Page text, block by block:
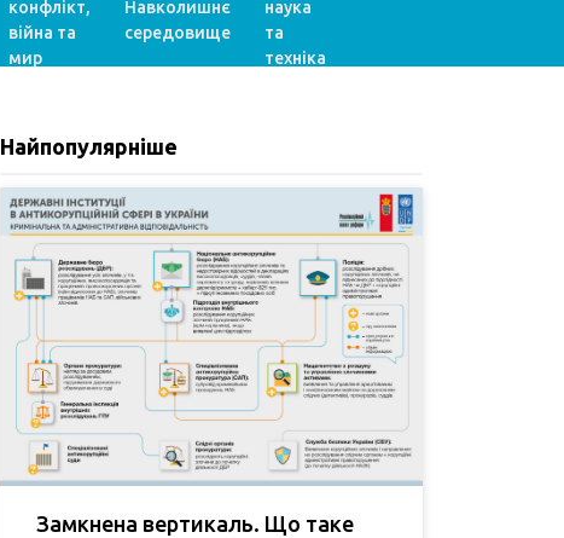
конфлікт,
війна та
мир
Навколишнє
середовище
наука
та
техніка
Найпопулярніше
Замкнена вертикаль. Що таке